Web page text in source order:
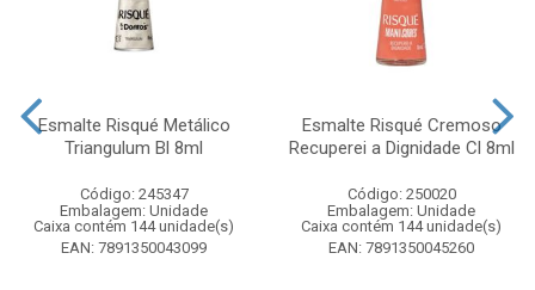
Esmalte Risqué Metálico
Triangulum Bl 8ml
Código: 245347
Embalagem: Unidade
Caixa contém 144 unidade(s)
EAN: 7891350043099
Esmalte Risqué Cremoso
Recuperei a Dignidade Cl 8ml
Código: 250020
Embalagem: Unidade
Caixa contém 144 unidade(s)
EAN: 7891350045260